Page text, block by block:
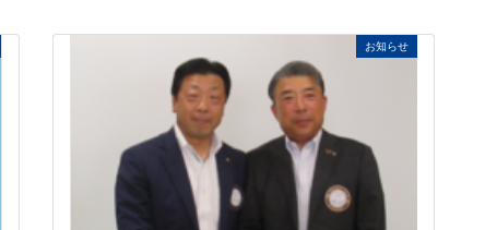
お知らせ